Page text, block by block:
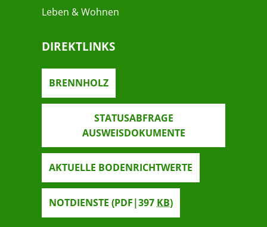
Leben & Wohnen
DIREKTLINKS
BRENNHOLZ
STATUSABFRAGE
AUSWEISDOKUMENTE
AKTUELLE BODENRICHTWERTE
NOTDIENSTE (PDF|397 KB)